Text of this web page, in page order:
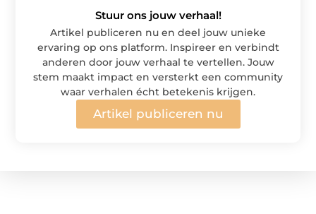
Stuur ons jouw verhaal!
Artikel publiceren nu en deel jouw unieke
ervaring op ons platform. Inspireer en verbindt
anderen door jouw verhaal te vertellen. Jouw
stem maakt impact en versterkt een community
waar verhalen écht betekenis krijgen.
Artikel publiceren nu